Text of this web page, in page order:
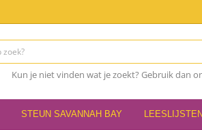
Kun je niet vinden wat je zoekt? Gebruik dan
STEUN SAVANNAH BAY LEESLIJSTEN